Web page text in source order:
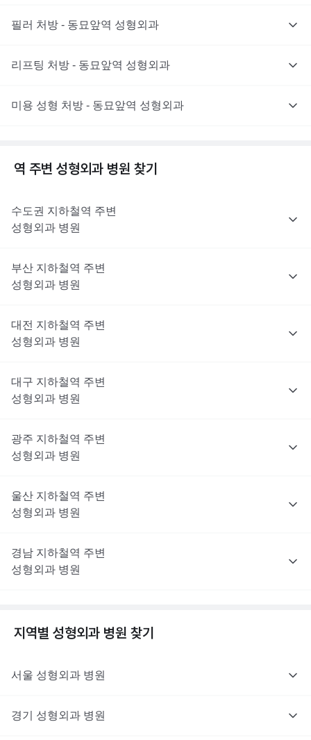
필러 처방 - 동묘앞역 성형외과
리프팅 처방 - 동묘앞역 성형외과
미용 성형 처방 - 동묘앞역 성형외과
역 주변 성형외과 병원 찾기
수도권 지하철역 주변
성형외과 병원
부산 지하철역 주변
성형외과 병원
대전 지하철역 주변
성형외과 병원
대구 지하철역 주변
성형외과 병원
광주 지하철역 주변
성형외과 병원
울산 지하철역 주변
성형외과 병원
경남 지하철역 주변
성형외과 병원
지역별 성형외과 병원 찾기
서울 성형외과 병원
경기 성형외과 병원